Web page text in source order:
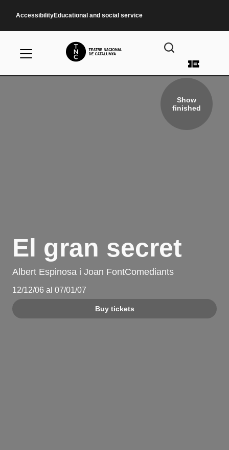
AccessibilityEducational and social service
User
Show
finished
El gran secret
Albert Espinosa i Joan FontComediants
12/12/06 al 07/01/07
Buy tickets